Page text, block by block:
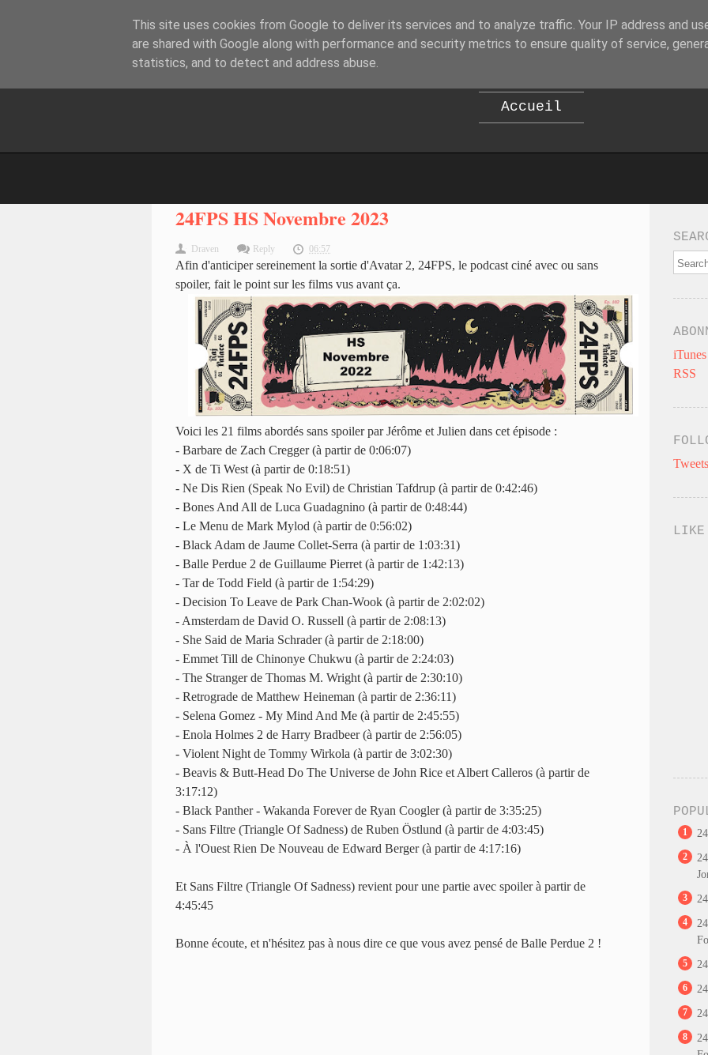
B EPOD
Accueil
24FPS HS Novembre 2023
Draven Reply 06:57
Afin d'anticiper sereinement la sortie d'Avatar 2, 24FPS, le podcast ciné avec ou sans
spoiler, fait le point sur les films vus avant ça.
Voici les 21 films abordés sans spoiler par Jérôme et Julien dans cet épisode :
- Barbare de Zach Cregger (à partir de 0:06:07)
- X de Ti West (à partir de 0:18:51)
- Ne Dis Rien (Speak No Evil) de Christian Tafdrup (à partir de 0:42:46)
- Bones And All de Luca Guadagnino (à partir de 0:48:44)
- Le Menu de Mark Mylod (à partir de 0:56:02)
- Black Adam de Jaume Collet-Serra (à partir de 1:03:31)
- Balle Perdue 2 de Guillaume Pierret (à partir de 1:42:13)
- Tar de Todd Field (à partir de 1:54:29)
- Decision To Leave de Park Chan-Wook (à partir de 2:02:02)
- Amsterdam de David O. Russell (à partir de 2:08:13)
- She Said de Maria Schrader (à partir de 2:18:00)
- Emmet Till de Chinonye Chukwu (à partir de 2:24:03)
- The Stranger de Thomas M. Wright (à partir de 2:30:10)
- Retrograde de Matthew Heineman (à partir de 2:36:11)
- Selena Gomez - My Mind And Me (à partir de 2:45:55)
- Enola Holmes 2 de Harry Bradbeer (à partir de 2:56:05)
- Violent Night de Tommy Wirkola (à partir de 3:02:30)
- Beavis & Butt-Head Do The Universe de John Rice et Albert Calleros (à partir de
3:17:12)
- Black Panther - Wakanda Forever de Ryan Coogler (à partir de 3:35:25)
- Sans Filtre (Triangle Of Sadness) de Ruben Östlund (à partir de 4:03:45)
- À l'Ouest Rien De Nouveau de Edward Berger (à partir de 4:17:16)
Et Sans Filtre (Triangle Of Sadness) revient pour une partie avec spoiler à partir de
4:45:45
Bonne écoute, et n'hésitez pas à nous dire ce que vous avez pensé de Balle Perdue 2 !
iTunes
RSS
LIKE
1
2
3
4
5
6
7
8
This site uses cookies from Google to deliver its services and to analyze traffic. Your IP address and
are shared with Google along with performance and security metrics to ensure quality of service,
statistics, and to detect and address abuse.